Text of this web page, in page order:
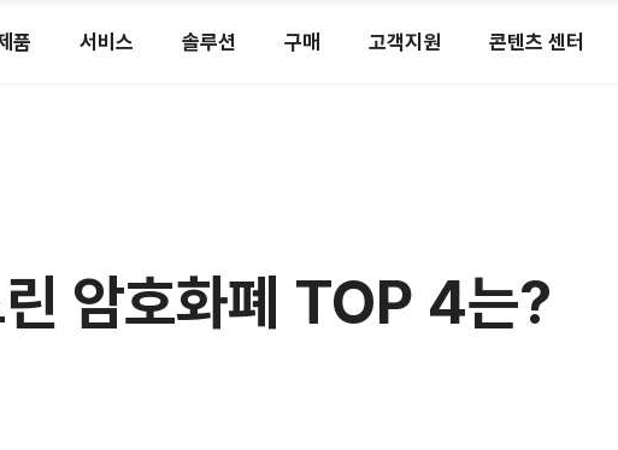
품 서비스 솔루션 구매 고객지원 콘텐츠 센터
암호화폐 TOP 4는?